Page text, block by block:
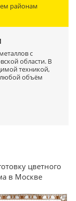
районам
с
области. В
техникой,
объём
цветного
в Москве